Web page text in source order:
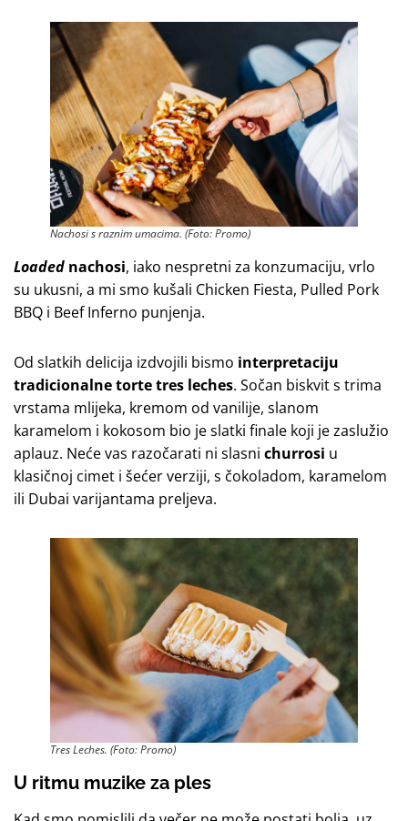
Nachosi s raznim umacima. (Foto: Promo)
Loaded nachosi, iako nespretni za konzumaciju, vrlo
su ukusni, a mi smo kušali Chicken Fiesta, Pulled Pork
BBQ i Beef Inferno punjenja.
Od slatkih delicija izdvojili bismo interpretaciju
tradicionalne torte tres leches. Sočan biskvit s trima
vrstama mlijeka, kremom od vanilije, slanom
karamelom i kokosom bio je slatki finale koji je zaslužio
aplauz. Neće vas razočarati ni slasni churrosi u
klasičnoj cimet i šećer verziji, s čokoladom, karamelom
ili Dubai varijantama preljeva.
Tres Leches. (Foto: Promo)
U ritmu muzike za ples